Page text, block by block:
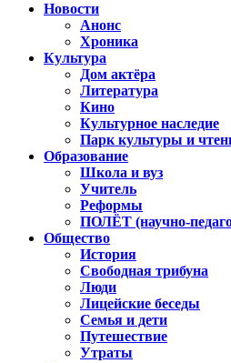
Новости
Анонс
Хроника
Культура
Дом актёра
Литература
Кино
Культурное наследие
Парк культуры и
Образование
Школа и вуз
Учитель
Реформы
ПОЛЁТ (научно-
Общество
История
Свободная трибуна
Люди
Лицейские беседы
Семья и дети
Путешествие
Утраты